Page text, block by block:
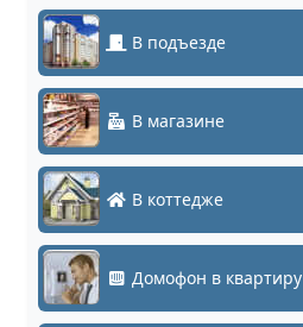
В подъезде
В магазине
В коттедже
Домофон в квартиру